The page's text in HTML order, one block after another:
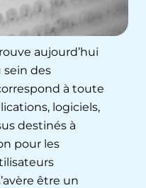
aujourd’hui
sein des
à toute
logiciels,
destinés à
pour les
être un